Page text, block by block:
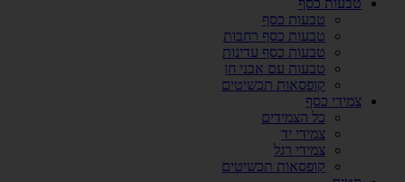
טבעות כסף
טבעות כסף
טבעות כסף רחבות
טבעות כסף עדינות
טבעות עם אבני חן
קופסאות תכשיטים
צמידי כסף
כל הצמידים
צמידי יד
צמידי רגל
קופסאות תכשיטים